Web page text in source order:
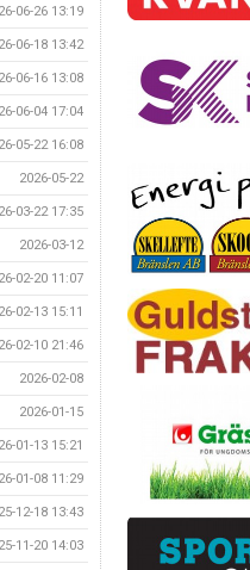
06-26 13:19
06-18 13:42
06-16 13:08
06-04 17:04
05-22 16:08
2026-05-22
03-22 17:35
2026-03-12
02-20 11:07
02-13 15:11
02-10 21:46
2026-02-08
2026-01-15
01-13 15:21
01-08 11:29
12-18 13:43
11-20 14:03